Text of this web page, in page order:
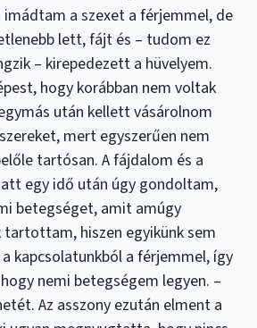
a szexet a férjemmel, de
lett, fájt és – tudom ez
– kirepedezett a hüvelyem.
hogy korábban nem voltak
után kellett vásárolnom
mert egyszerűen nem
tartósan. A fájdalom és a
egy idő után úgy gondoltam,
betegséget, amit amúgy
hiszen egyikünk sem
kapcsolatunkból a férjemmel, így
nemi betegségem legyen. –
Az asszony ezután elment a